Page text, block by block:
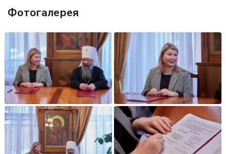
Фотогалерея